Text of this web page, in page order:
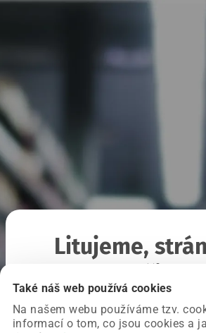
Také náš web používá cookies
Na našem webu používáme tzv.
informací o tom, co jsou cookies a
Litujeme,
Chyba nastala na naší straně a